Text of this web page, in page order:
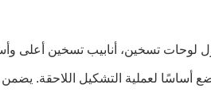
أساسًا لعملية التشكيل اللاحقة.